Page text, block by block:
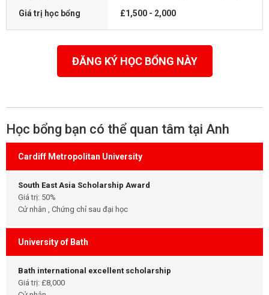
Giá trị học bổng £1,500 - 2,000
ĐĂNG KÝ HỌC BỔNG NÀY
Học bổng bạn có thể quan tâm tại Anh
Cardiff Metropolitan University
South East Asia Scholarship Award
Giá trị: 50%
Cử nhân , Chứng chỉ sau đại học
University of Bath
Bath international excellent scholarship
Giá trị: £8,000